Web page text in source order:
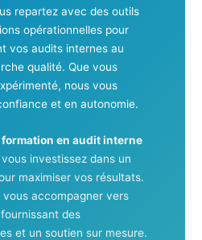
repartez avec des outils
opérationnelles pour
vos audits internes au
qualité. Que vous
nous vous
et en autonomie.
formation en audit interne
investissez dans un
maximiser vos résultats.
accompagner vers
des
et un soutien sur mesure.